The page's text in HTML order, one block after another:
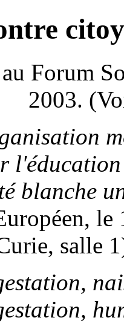
Forum
2003.
blanche
salle